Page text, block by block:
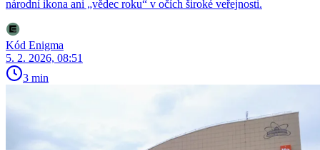
národní ikona ani „vědec roku“ v očích široké veřejnosti.
Kód Enigma
5. 2. 2026, 08:51
3 min